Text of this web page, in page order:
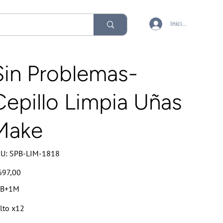
Iniciar sesión
Problemas-
Limpia Uñas
SKU
SPB-
SPB-LIM-1818
x12